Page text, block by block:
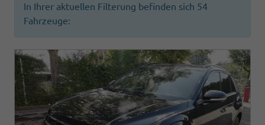
In Ihrer aktuellen Filterung befinden sich 54
Fahrzeuge: